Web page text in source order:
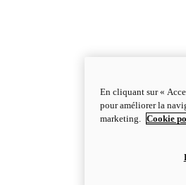
En cliquant sur «
pour améliorer la
marketing.
Cookie